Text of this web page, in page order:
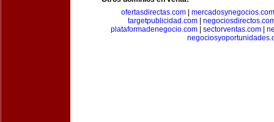
ofertasdirectas.com
mercadosynegocios.com
targetpublicidad.com
plataformadenegocio.com| sectorventas.com|